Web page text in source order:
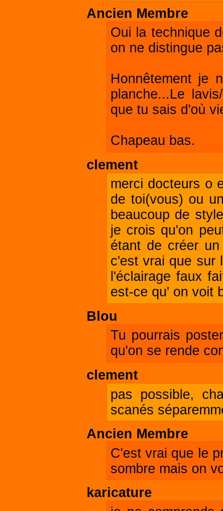
Ancien Membre
Oui la technique
on ne distingue
Honnêtement je
planche...Le
que tu sais d'où
Chapeau bas.
clement
merci docteurs o
de toi(vous) ou
beaucoup de
je crois qu'on
étant de créer
c'est vrai que sur
l'éclairage faux
est-ce qu' on voit
Blou
Tu pourrais
qu'on se rende
clement
pas possible,
scanés
Ancien Membre
C'est vrai que le
sombre mais on
karicature